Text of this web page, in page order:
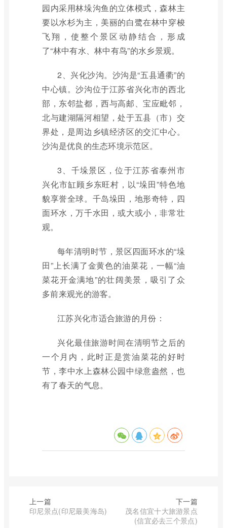
园内采用林垛沟鱼的立体模式，森林主
要以水杉为主，美丽的白鹭在林中穿梭
飞翔，使整个景区动静结合，形成
了“林中有水、林中有鸟”的水乡景观。
2、兴化沙沟。沙沟是“五县通衢”的
中心镇。沙沟位于江苏省兴化市的西北
部，东邻盐都，西与高邮、宝应毗邻，
北与建湖隔河相望，处于五县（市）交
界处，是周边乡镇经济区的交汇中心。
沙沟是优良的生态环境示范区。
3、千垛景区，位于江苏省泰州市
兴化市缸顾乡东旺村，以“垛田”特色地
貌享誉全球。千岛垛田，地形奇特，四
面环水，万千水田，或大或小，非常壮
观。
每年清明时节，景区四面环水的“垛
田”上长满了金黄色的油菜花，一幅“油
菜花开金满地”的壮阔美景，吸引了众
多前来观光的游客。
江苏兴化市适合旅游的月份：
兴化最佳旅游时间在清明节之后的
一个月内，此时正是赏油菜花的好时
节，李中水上森林公园中绿意盎然，也
有了春天的气息。
上一篇
印尼景点(印尼最美海岛)
下一篇
茂名信宜十大旅游景点
(信宜必去三个景点)